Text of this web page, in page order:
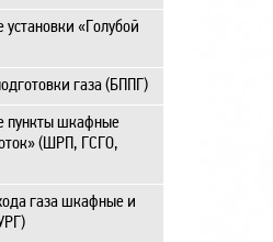
установки «Голубой
газа (БППГ)
пункты шкафные
(ШРП, ГСГО,
газа шкафные и